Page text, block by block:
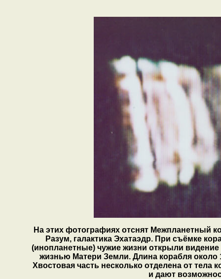
На этих фотографиях отснят Межпланетный
Разум, галактика Эхатаэдр. При съёмке
(инопланетные) чужие жизни открыли видение
жизнью Матери Земли. Длина корабля около
Хвостовая часть несколько отделена от
и дают